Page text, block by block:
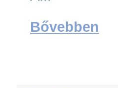
Bővebben